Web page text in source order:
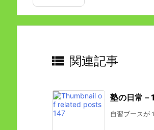
 関連記事
塾の日常
自習ブースが